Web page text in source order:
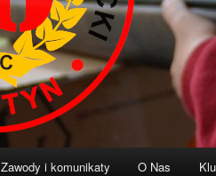
Zawody i komunikaty O Nas